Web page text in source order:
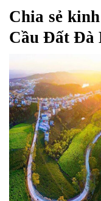
Chia sẻ
Cầu Đất Đà